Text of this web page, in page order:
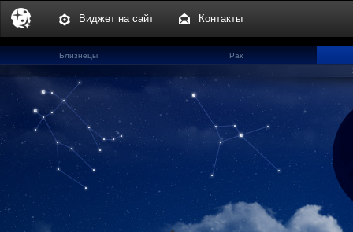
Виджет на сайт Контакты
Близнецы
Рак